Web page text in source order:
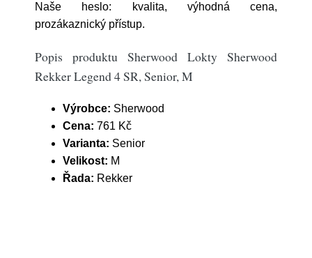
Naše heslo: kvalita, výhodná cena,
prozákaznický přístup.
Popis produktu Sherwood Lokty Sherwood
Rekker Legend 4 SR, Senior, M
Výrobce: Sherwood
Cena: 761 Kč
Varianta: Senior
Velikost: M
Řada: Rekker